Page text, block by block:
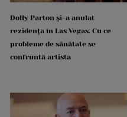
Dolly Parton și-a anulat
rezidența în Las Vegas. Cu ce
probleme de sănătate se
confruntă artista